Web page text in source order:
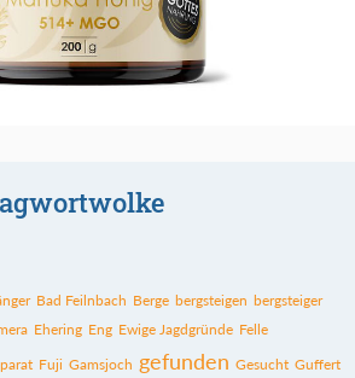
Bad Feilnbach Berge bergsteigen bergsteiger
Ehering Eng Ewige Jagdgründe Felle
Fuji Gamsjoch gefunden Gesucht Guffert